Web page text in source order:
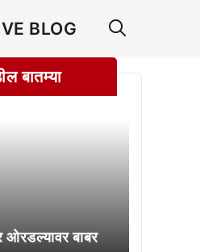
BLOG
बातम्या
बाबर